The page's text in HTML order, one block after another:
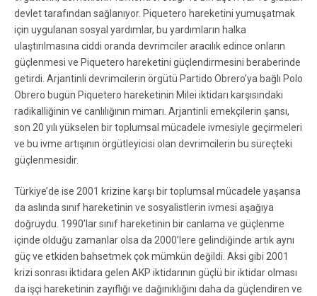
devlet tarafından sağlanıyor. Piquetero hareketini yumuşatmak
için uygulanan sosyal yardımlar, bu yardımların halka
ulaştırılmasına ciddi oranda devrimciler aracılık edince onların
güçlenmesi ve Piquetero hareketini güçlendirmesini beraberinde
getirdi. Arjantinli devrimcilerin örgütü Partido Obrero’ya bağlı Polo
Obrero bugün Piquetero hareketinin Milei iktidarı karşısındaki
radikalliğinin ve canlılığının mimarı. Arjantinli emekçilerin şansı,
son 20 yılı yükselen bir toplumsal mücadele ivmesiyle geçirmeleri
ve bu ivme artışının örgütleyicisi olan devrimcilerin bu süreçteki
güçlenmesidir.
Türkiye’de ise 2001 krizine karşı bir toplumsal mücadele yaşansa
da aslında sınıf hareketinin ve sosyalistlerin ivmesi aşağıya
doğruydu. 1990’lar sınıf hareketinin bir canlama ve güçlenme
içinde olduğu zamanlar olsa da 2000’lere gelindiğinde artık aynı
güç ve etkiden bahsetmek çok mümkün değildi. Aksi gibi 2001
krizi sonrası iktidara gelen AKP iktidarının güçlü bir iktidar olması
da işçi hareketinin zayıflığı ve dağınıklığını daha da güçlendiren ve